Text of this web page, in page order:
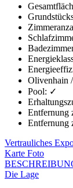
Olivenhain
Pool: ✓
Entfernung
Entfernung
Vertrauliches
Karte Foto
Die Lage